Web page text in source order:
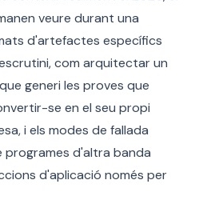
veure durant una
d'artefactes específics
com arquitectar un
generi les proves que
se en el seu propi
i els modes de fallada
programes d'altra banda
d'aplicació només per